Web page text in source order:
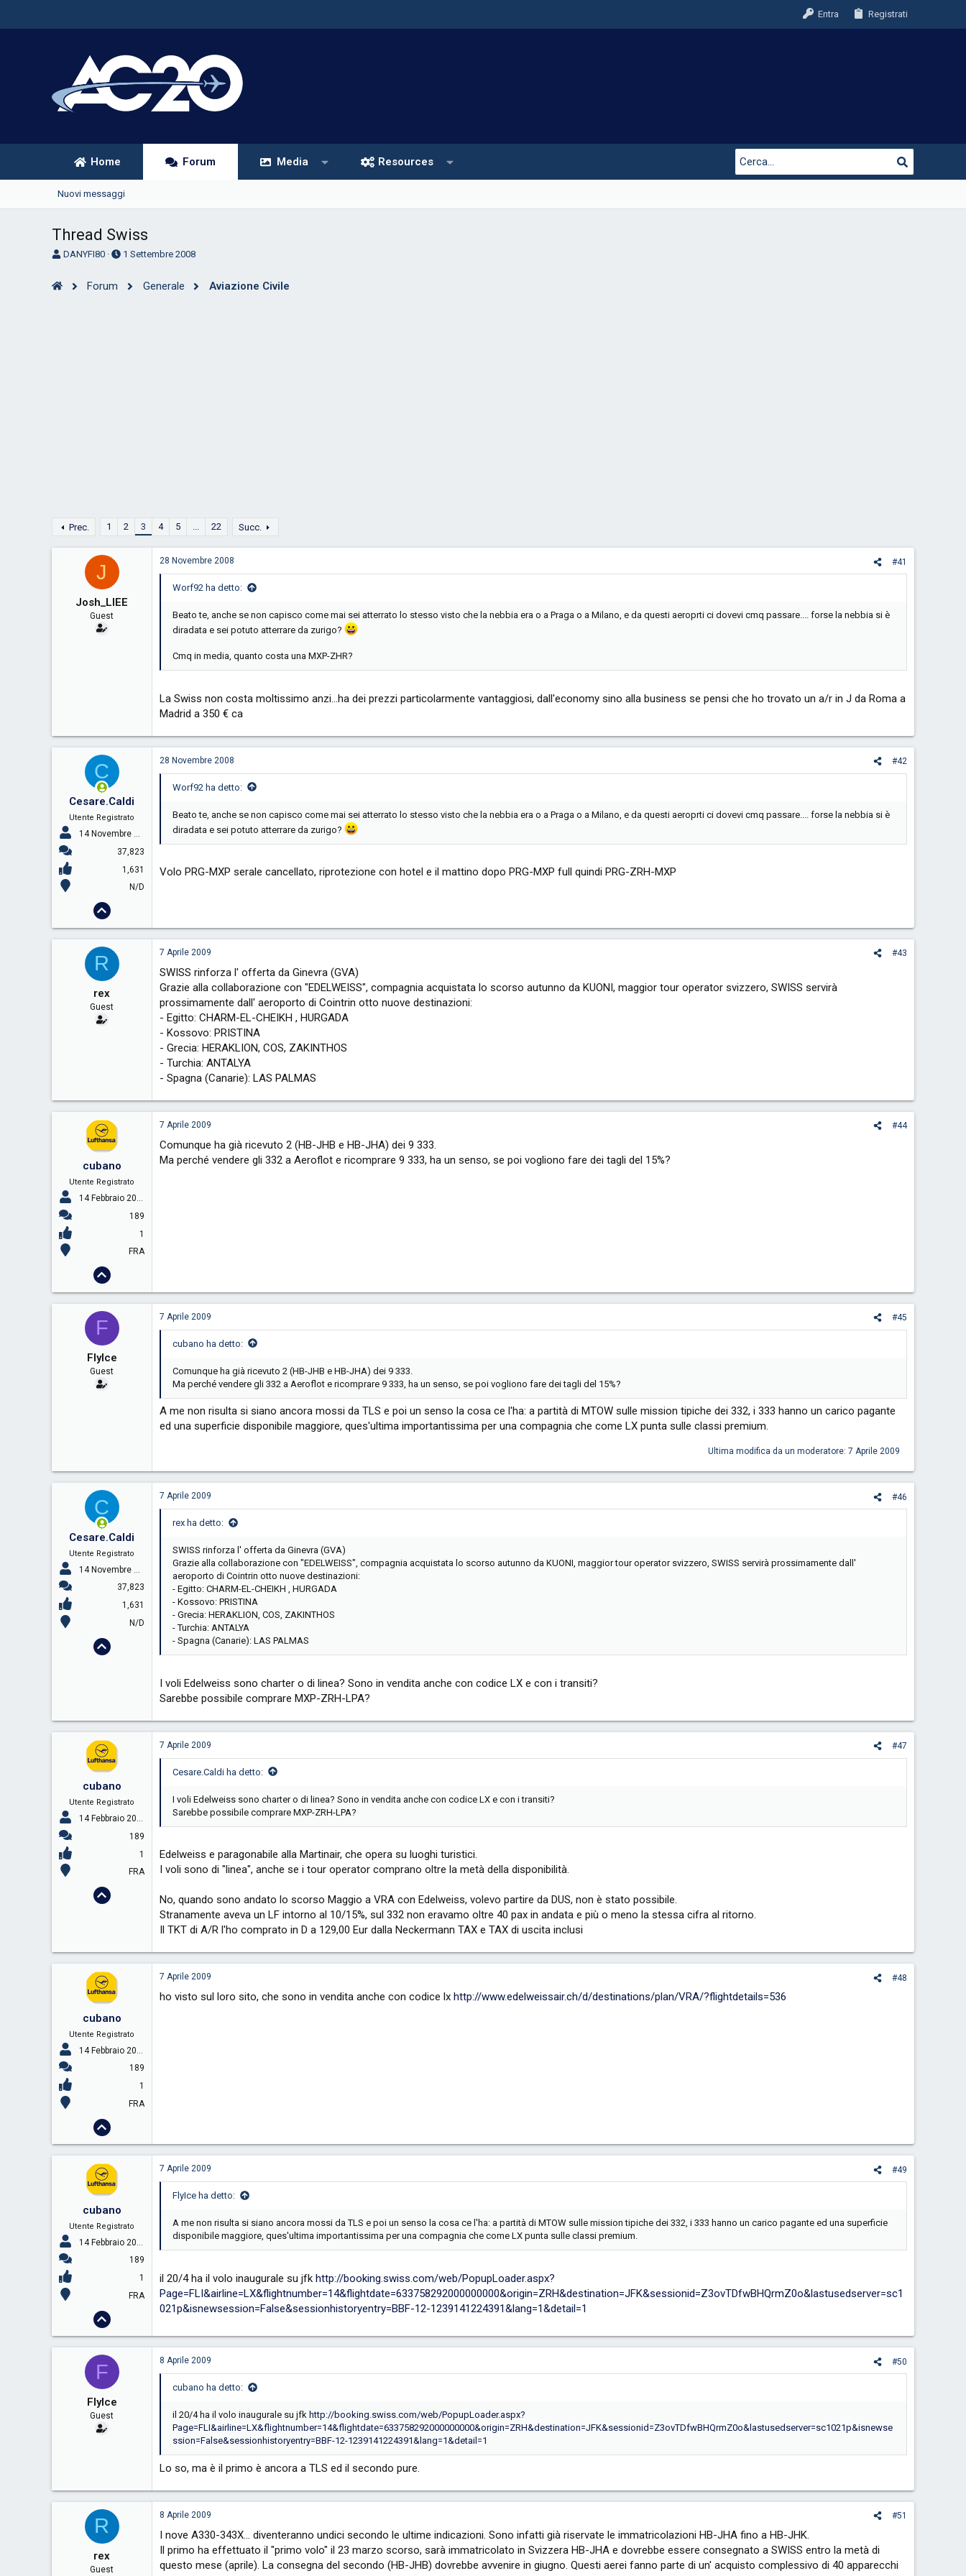
Entra Registrati
Home Forum Media Resources
Nuovi messaggi
Thread Swiss
A
DANYFI80
D1 Settembre 2008
Forum Generale Aviazione Civile
Prec. 1 2 3 4 5 ... 22 Succ.
J
Josh_LIEE
Guest
28 Novembre 2008 #41
Worf92 ha detto:
Beato te, anche se non capisco come mai sei atterrato lo stesso visto che la nebbia era o a Praga o a Milano, e da questi aeroprti ci dovevi cmq passare.... forse la nebbia si è
diradata e sei potuto atterrare da zurigo?
Cmq in media, quanto costa una MXP-ZHR?
La Swiss non costa moltissimo anzi...ha dei prezzi particolarmente vantaggiosi, dall'economy sino alla business se pensi che ho trovato un a/r in J da Roma a
Madrid a 350 € ca
C
Cesare.Caldi
Utente Registrato
14 Novembre 2005
37,823
1,631
N/D
28 Novembre 2008 #42
Worf92 ha detto:
Beato te, anche se non capisco come mai sei atterrato lo stesso visto che la nebbia era o a Praga o a Milano, e da questi aeroprti ci dovevi cmq passare.... forse la nebbia si è
diradata e sei potuto atterrare da zurigo?
Volo PRG-MXP serale cancellato, riprotezione con hotel e il mattino dopo PRG-MXP full quindi PRG-ZRH-MXP
R
rex
Guest
7 Aprile 2009 #43
SWISS rinforza l' offerta da Ginevra (GVA)
Grazie alla collaborazione con "EDELWEISS", compagnia acquistata lo scorso autunno da KUONI, maggior tour operator svizzero, SWISS servirà
prossimamente dall' aeroporto di Cointrin otto nuove destinazioni:
- Egitto: CHARM-EL-CHEIKH , HURGADA
- Kossovo: PRISTINA
- Grecia: HERAKLION, COS, ZAKINTHOS
- Turchia: ANTALYA
- Spagna (Canarie): LAS PALMAS
cubano
Utente Registrato
14 Febbraio 2009
189
1
FRA
7 Aprile 2009 #44
Comunque ha già ricevuto 2 (HB-JHB e HB-JHA) dei 9 333.
Ma perché vendere gli 332 a Aeroflot e ricomprare 9 333, ha un senso, se poi vogliono fare dei tagli del 15%?
F
FlyIce
Guest
7 Aprile 2009 #45
cubano ha detto:
Comunque ha già ricevuto 2 (HB-JHB e HB-JHA) dei 9 333.
Ma perché vendere gli 332 a Aeroflot e ricomprare 9 333, ha un senso, se poi vogliono fare dei tagli del 15%?
A me non risulta si siano ancora mossi da TLS e poi un senso la cosa ce l'ha: a partità di MTOW sulle mission tipiche dei 332, i 333 hanno un carico pagante
ed una superficie disponibile maggiore, ques'ultima importantissima per una compagnia che come LX punta sulle classi premium.
Ultima modifica da un moderatore: 7 Aprile 2009
C
Cesare.Caldi
Utente Registrato
37,823
1,631
N/D
7 Aprile 2009 #46
rex ha detto:
SWISS rinforza l' offerta da Ginevra (GVA)
Grazie alla collaborazione con "EDELWEISS", compagnia acquistata lo scorso autunno da KUONI, maggior tour operator svizzero, SWISS servirà prossimamente dall'
aeroporto di Cointrin otto nuove destinazioni:
- Egitto: CHARM-EL-CHEIKH , HURGADA
- Kossovo: PRISTINA
- Grecia: HERAKLION, COS, ZAKINTHOS
- Turchia: ANTALYA
- Spagna (Canarie): LAS PALMAS
I voli Edelweiss sono charter o di linea? Sono in vendita anche con codice LX e con i transiti?
Sarebbe possibile comprare MXP-ZRH-LPA?
cubano
Utente Registrato
14 Febbraio 2009
189
1
FRA
7 Aprile 2009 #47
Cesare.Caldi ha detto:
I voli Edelweiss sono charter o di linea? Sono in vendita anche con codice LX e con i transiti?
Sarebbe possibile comprare MXP-ZRH-LPA?
Edelweiss e paragonabile alla Martinair, che opera su luoghi turistici.
I voli sono di "linea", anche se i tour operator comprano oltre la metà della disponibilità.
No, quando sono andato lo scorso Maggio a VRA con Edelweiss, volevo partire da DUS, non è stato possibile.
Stranamente aveva un LF intorno al 10/15%, sul 332 non eravamo oltre 40 pax in andata e più o meno la stessa cifra al ritorno.
Il TKT di A/R l'ho comprato in D a 129,00 Eur dalla Neckermann TAX e TAX di uscita inclusi
cubano
Utente Registrato
189
1
FRA
7 Aprile 2009 #48
ho visto sul loro sito, che sono in vendita anche con codice lx http://www.edelweissair.ch/d/destinations/plan/VRA/?flightdetails=536
cubano
Utente Registrato
189
1
FRA
7 Aprile 2009 #49
FlyIce ha detto:
A me non risulta si siano ancora mossi da TLS e poi un senso la cosa ce l'ha: a partità di MTOW sulle mission tipiche dei 332, i 333 hanno un carico pagante ed una superficie
disponibile maggiore, ques'ultima importantissima per una compagnia che come LX punta sulle classi premium.
il 20/4 ha il volo inaugurale su jfk http://booking.swiss.com/web/PopupLoader.aspx?
Page=FLI&airline=LX&flightnumber=14&flightdate=633758292000000000&origin=ZRH&destination=JFK&sessionid=Z3ovTDfwBHQrmZ0o&lastusedserver=sc1
021p&isnewsession=False&sessionhistoryentry=BBF-12-1239141224391&lang=1&detail=1
F
FlyIce
Guest
8 Aprile 2009 #50
cubano ha detto:
il 20/4 ha il volo inaugurale su jfk http://booking.swiss.com/web/PopupLoader.aspx?
Page=FLI&airline=LX&flightnumber=14&flightdate=633758292000000000&origin=ZRH&destination=JFK&sessionid=Z3ovTDfwBHQrmZ0o&lastusedserver=sc1021p&isnewse
ssion=False&sessionhistoryentry=BBF-12-1239141224391&lang=1&detail=1
Lo so, ma è il primo è ancora a TLS ed il secondo pure.
R
rex
Guest
8 Aprile 2009 #51
I nove A330-343X... diventeranno undici secondo le ultime indicazioni. Sono infatti già riservate le immatricolazioni HB-JHA fino a HB-JHK.
Il primo ha effettuato il "primo volo" il 23 marzo scorso, sarà immatricolato in Svizzera HB-JHA e dovrebbe essere consegnato a SWISS entro la metà di
questo mese (aprile). La consegna del secondo (HB-JHB) dovrebbe avvenire in giugno. Questi aerei fanno parte di un' acquisto complessivo di 40 apparecchi